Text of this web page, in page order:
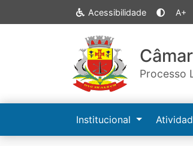
Acessibilidade A+
Processo
Institucional